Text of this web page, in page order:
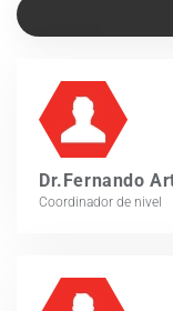
Dr.Fernando
Coordinador de nivel